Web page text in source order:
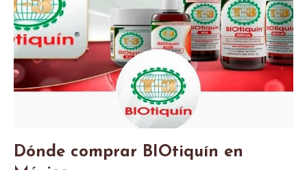
Dónde comprar BIOtiquín en